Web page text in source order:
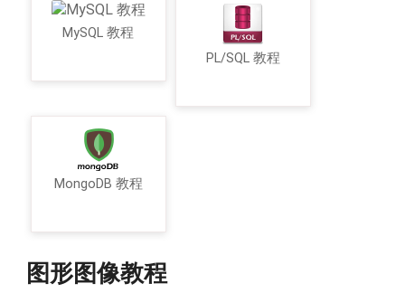
MySQL 教程
PL/SQL 教程
MongoDB 教程
图形图像教程